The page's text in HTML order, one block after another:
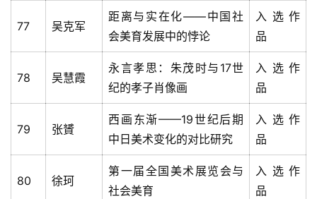
77 吴克军
距离与实在化——中国社
会美育发展中的悖论
入选作
品
78 吴慧霞
永言孝思：朱茂时与17世
纪的孝子肖像画
入选作
品
79 张贇
西画东渐——19世纪后期
中日美术变化的对比研究
入选作
品
80 徐珂
第一届全国美术展览会与
社会美育
入选作
品